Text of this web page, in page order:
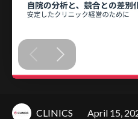
CLINICS April 15,